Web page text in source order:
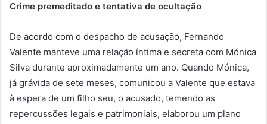
Crime premeditado e tentativa de ocultação
De acordo com o despacho de acusação, Fernando
Valente manteve uma relação íntima e secreta com Mónica
Silva durante aproximadamente um ano. Quando Mónica,
já grávida de sete meses, comunicou a Valente que estava
à espera de um filho seu, o acusado, temendo as
repercussões legais e patrimoniais, elaborou um plano